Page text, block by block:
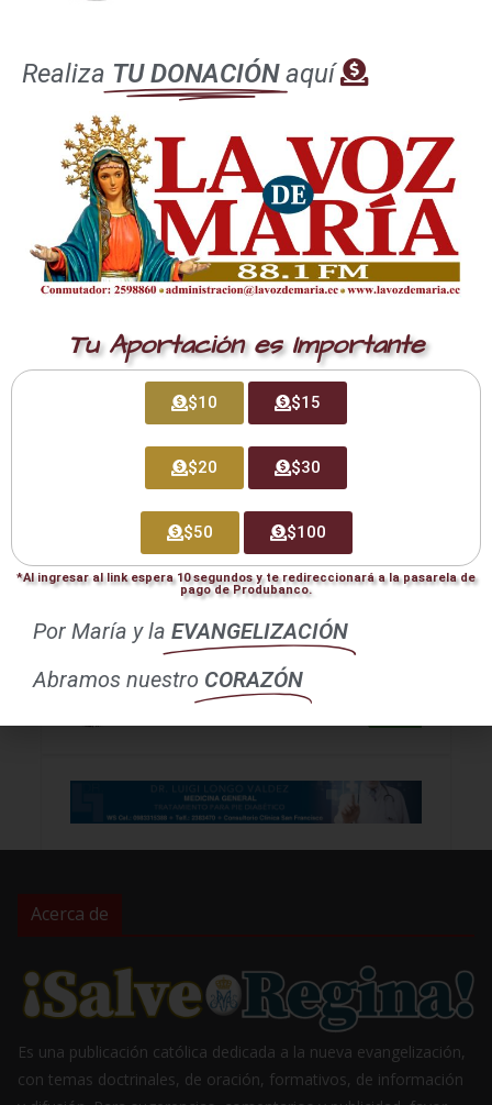
Correo electrónico
Guarda mi nombre, correo electrónico y web en este
navegador para la próxima vez que comente.
Acerca de
Es una publicación católica dedicada a la nueva evangelización,
con temas doctrinales, de oración, formativos, de información
Realiza TU DONACIÓN aquí
Tu Aportación es Importante
$10 $15
$20 $30
$50 $100
*Al ingresar al link espera 10 segundos y te redireccionará a la pasarela de
pago de Produbanco.
Por María y la EVANGELIZACIÓN
Abramos nuestro CORAZÓN